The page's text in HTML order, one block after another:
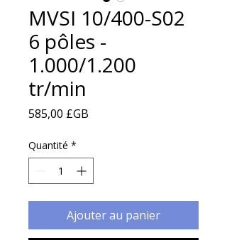
MVSI 10/400-S02
6 pôles -
1.000/1.200
tr/min
585,00 £GB
Quantité *
Ajouter au panier